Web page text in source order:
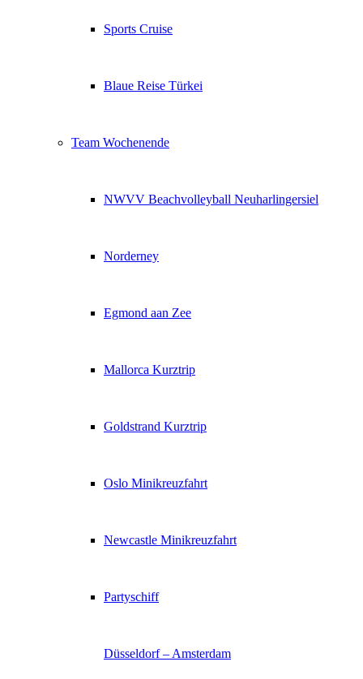
Sports Cruise
Blaue Reise Türkei
Team Wochenende
NWVV Beachvolleyball Neuharlingersiel
Norderney
Egmond aan Zee
Mallorca Kurztrip
Goldstrand Kurztrip
Oslo Minikreuzfahrt
Newcastle Minikreuzfahrt
Partyschiff
Düsseldorf – Amsterdam